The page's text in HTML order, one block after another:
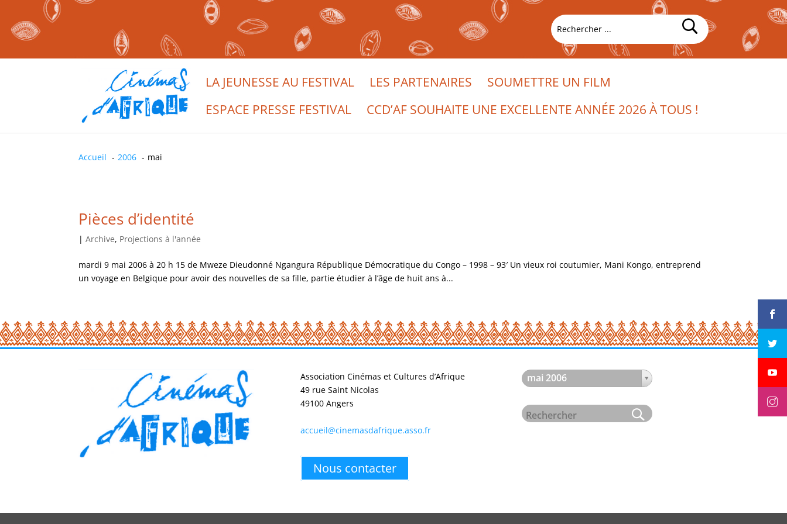
LA JEUNESSE AU FESTIVAL LES PARTENAIRES
SOUMETTRE UN FILM
ESPACE PRESSE FESTIVAL
CCD’AF SOUHAITE UNE EXCELLENTE ANNÉE 2026 À TOUS !
Accueil 2006 mai
Pièces d’identité
|Archive, Projections à l'année
mardi 9 mai 2006 à 20 h 15 de Mweze Dieudonné Ngangura République Démocratique du Congo – 1998 – 93′ Un vieux roi coutumier, Mani Kongo, entreprend
un voyage en Belgique pour avoir des nouvelles de sa fille, partie étudier à l’âge de huit ans à...
Association Cinémas et Cultures d’Afrique
49 rue Saint Nicolas
49100 Angers
accueil@cinemasdafrique.asso.fr
Nous contacter
mai 2006